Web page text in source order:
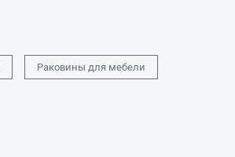
Раковины для мебели